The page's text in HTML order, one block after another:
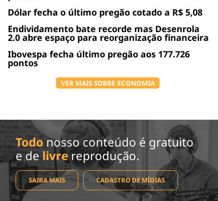
Dólar fecha o último pregão cotado a R$ 5,08
Endividamento bate recorde mas Desenrola
2.0 abre espaço para reorganização financeira
Ibovespa fecha último pregão aos 177.726
pontos
VER MAIS SOBRE ECONOMIA
Todo nosso conteúdo é gratuito
e de livrereprodução.
SAIBA MAIS CADASTRO DE MÍDIAS